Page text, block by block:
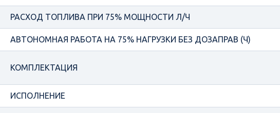
РАСХОД ТОПЛИВА ПРИ 75% МОЩНОСТИ Л/Ч
АВТОНОМНАЯ РАБОТА НА 75% НАГРУЗКИ БЕЗ ДОЗАПРАВ (Ч)
КОМПЛЕКТАЦИЯ
ИСПОЛНЕНИЕ